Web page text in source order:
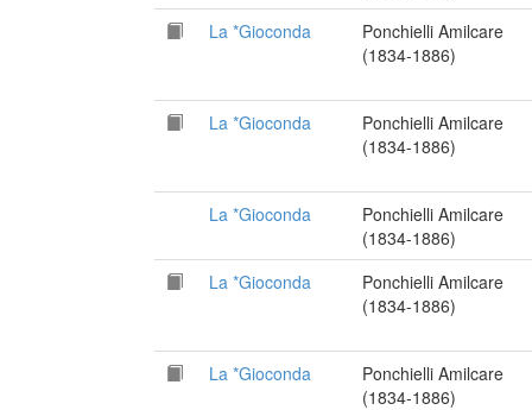
La *Gioconda
Ponchielli Amilcare
(1834-1886)
La *Gioconda
Ponchielli Amilcare
(1834-1886)
La *Gioconda
Ponchielli Amilcare
(1834-1886)
La *Gioconda
Ponchielli Amilcare
(1834-1886)
La *Gioconda
Ponchielli Amilcare
(1834-1886)